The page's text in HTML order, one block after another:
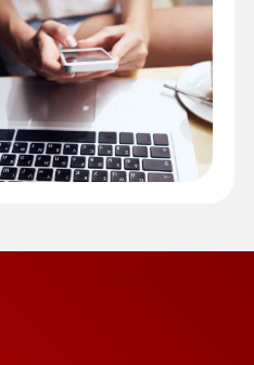
Mi Vodafone. Abre ventana